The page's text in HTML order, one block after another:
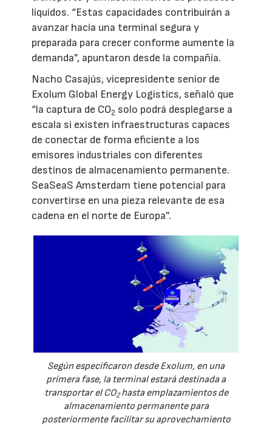
líquidos. “Estas capacidades contribuirán a
avanzar hacia una terminal segura y
preparada para crecer conforme aumente la
demanda”, apuntaron desde la compañía.
Nacho Casajús, vicepresidente senior de
Exolum Global Energy Logistics, señaló que
“la captura de CO2 solo podrá desplegarse a
escala si existen infraestructuras capaces
de conectar de forma eficiente a los
emisores industriales con diferentes
destinos de almacenamiento permanente.
SeaSeaS Amsterdam tiene potencial para
convertirse en una pieza relevante de esa
cadena en el norte de Europa”.
Según especificaron desde Exolum, en una
primera fase, la terminal estará destinada a
transportar el CO2hasta emplazamientos de
almacenamiento permanente para
posteriormente facilitar su aprovechamiento